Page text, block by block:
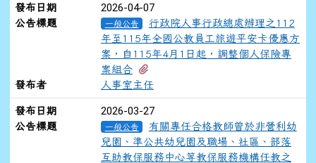
發布日期 2026-04-07
公告標題 一般公告
行政院人事行政總處辦理之112
年至115年全國公教員工旅遊平安卡優惠方
案，自115年4月1日起，調整個人保險專
案組合
發布者
人事室主任
發布日期 2026-03-27
公告標題 一般公告
有關專任合格教師曾於非營利幼
兒園、準公共幼兒園及職場、社區、部落
互助教保服務中心等教保服務機構任教之